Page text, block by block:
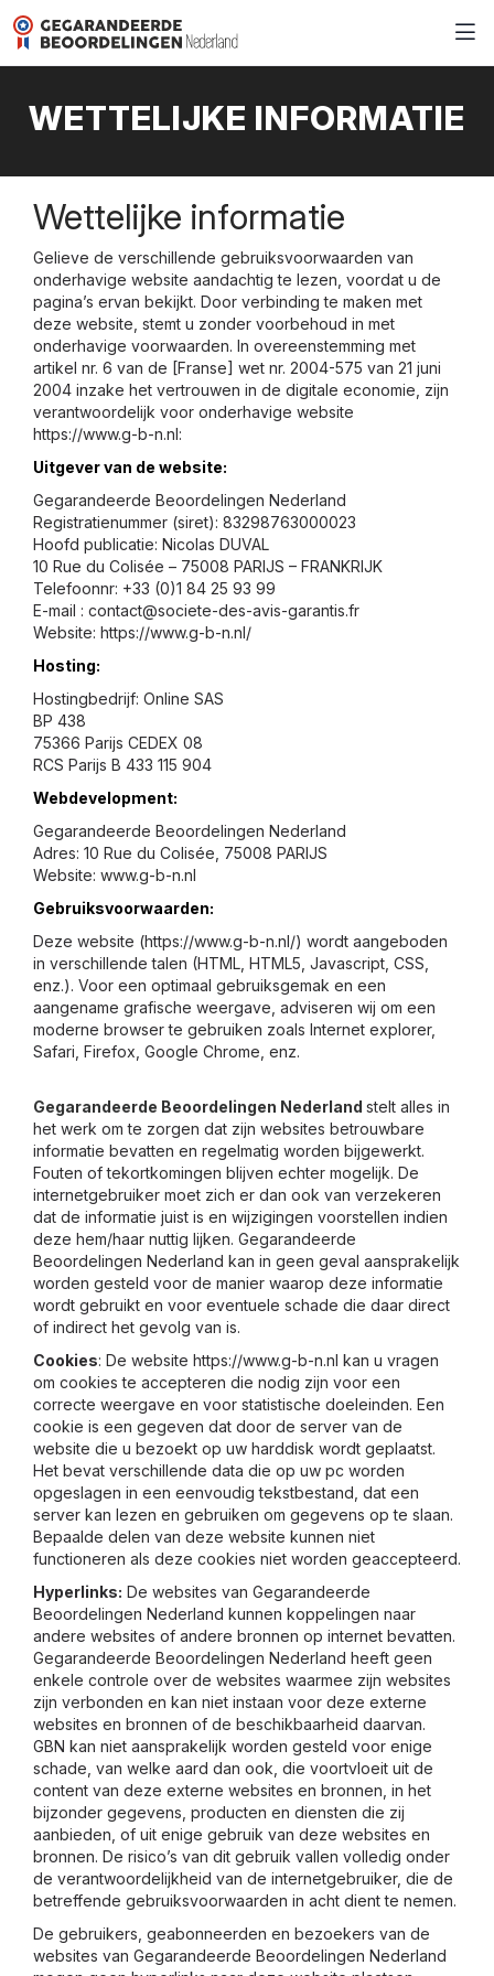
WETTELIJKE INFORMATIE
Wettelijke informatie
Gelieve de verschillende gebruiksvoorwaarden van
onderhavige website aandachtig te lezen, voordat u de
pagina’s ervan bekijkt. Door verbinding te maken met
deze website, stemt u zonder voorbehoud in met
onderhavige voorwaarden. In overeenstemming met
artikel nr. 6 van de [Franse] wet nr. 2004-575 van 21 juni
2004 inzake het vertrouwen in de digitale economie, zijn
verantwoordelijk voor onderhavige website
https://www.g-b-n.nl:
Uitgever van de website:
Gegarandeerde Beoordelingen Nederland
Registratienummer (siret): 83298763000023
Hoofd publicatie: Nicolas DUVAL
10 Rue du Colisée – 75008 PARIJS – FRANKRIJK
Telefoonnr: +33 (0)1 84 25 93 99
E-mail : contact@societe-des-avis-garantis.fr
Website: https://www.g-b-n.nl/
Hosting:
Hostingbedrijf: Online SAS
BP 438
75366 Parijs CEDEX 08
RCS Parijs B 433 115 904
Webdevelopment:
Gegarandeerde Beoordelingen Nederland
Adres: 10 Rue du Colisée, 75008 PARIJS
Website: www.g-b-n.nl
Gebruiksvoorwaarden:
Deze website (https://www.g-b-n.nl/) wordt aangeboden
in verschillende talen (HTML, HTML5, Javascript, CSS,
enz.). Voor een optimaal gebruiksgemak en een
aangename grafische weergave, adviseren wij om een
moderne browser te gebruiken zoals Internet explorer,
Safari, Firefox, Google Chrome, enz.
Gegarandeerde Beoordelingen Nederland stelt alles in
het werk om te zorgen dat zijn websites betrouwbare
informatie bevatten en regelmatig worden bijgewerkt.
Fouten of tekortkomingen blijven echter mogelijk. De
internetgebruiker moet zich er dan ook van verzekeren
dat de informatie juist is en wijzigingen voorstellen indien
deze hem/haar nuttig lijken. Gegarandeerde
Beoordelingen Nederland kan in geen geval aansprakelijk
worden gesteld voor de manier waarop deze informatie
wordt gebruikt en voor eventuele schade die daar direct
of indirect het gevolg van is.
Cookies: De website https://www.g-b-n.nl kan u vragen
om cookies te accepteren die nodig zijn voor een
correcte weergave en voor statistische doeleinden. Een
cookie is een gegeven dat door de server van de
website die u bezoekt op uw harddisk wordt geplaatst.
Het bevat verschillende data die op uw pc worden
opgeslagen in een eenvoudig tekstbestand, dat een
server kan lezen en gebruiken om gegevens op te slaan.
Bepaalde delen van deze website kunnen niet
functioneren als deze cookies niet worden geaccepteerd.
Hyperlinks: De websites van Gegarandeerde
Beoordelingen Nederland kunnen koppelingen naar
andere websites of andere bronnen op internet bevatten.
Gegarandeerde Beoordelingen Nederland heeft geen
enkele controle over de websites waarmee zijn websites
zijn verbonden en kan niet instaan voor deze externe
websites en bronnen of de beschikbaarheid daarvan.
GBN kan niet aansprakelijk worden gesteld voor enige
schade, van welke aard dan ook, die voortvloeit uit de
content van deze externe websites en bronnen, in het
bijzonder gegevens, producten en diensten die zij
aanbieden, of uit enige gebruik van deze websites en
bronnen. De risico’s van dit gebruik vallen volledig onder
de verantwoordelijkheid van de internetgebruiker, die de
betreffende gebruiksvoorwaarden in acht dient te nemen.
De gebruikers, geabonneerden en bezoekers van de
websites van Gegarandeerde Beoordelingen Nederland